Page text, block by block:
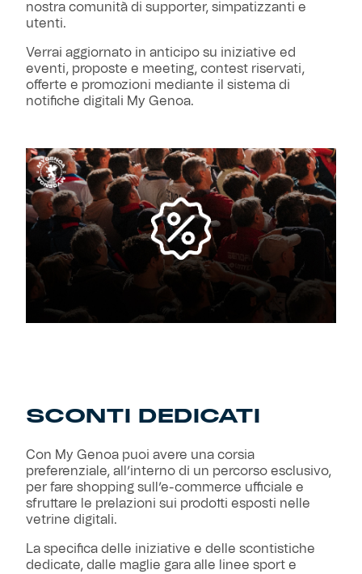
Sebago x Genoa
Robe di Kappa x Genoa
Red&Blue Voices
Kids
Accessori
Party
Caffè Boasi x Genoa
Helan x Genoa
Isolani x Genoa
Gift Card Online Store
nostra comunità di supporter, simpatizzanti e
utenti.
Verrai aggiornato in anticipo su iniziative ed
eventi, proposte e meeting, contest riservati,
offerte e promozioni mediante il sistema di
notifiche digitali My Genoa.
SCONTI DEDICATI
Con My Genoa puoi avere una corsia
preferenziale, all’interno di un percorso esclusivo,
per fare shopping sull’e-commerce ufficiale e
sfruttare le prelazioni sui prodotti esposti nelle
vetrine digitali.
La specifica delle iniziative e delle scontistiche
dedicate, dalle maglie gara alle linee sport e